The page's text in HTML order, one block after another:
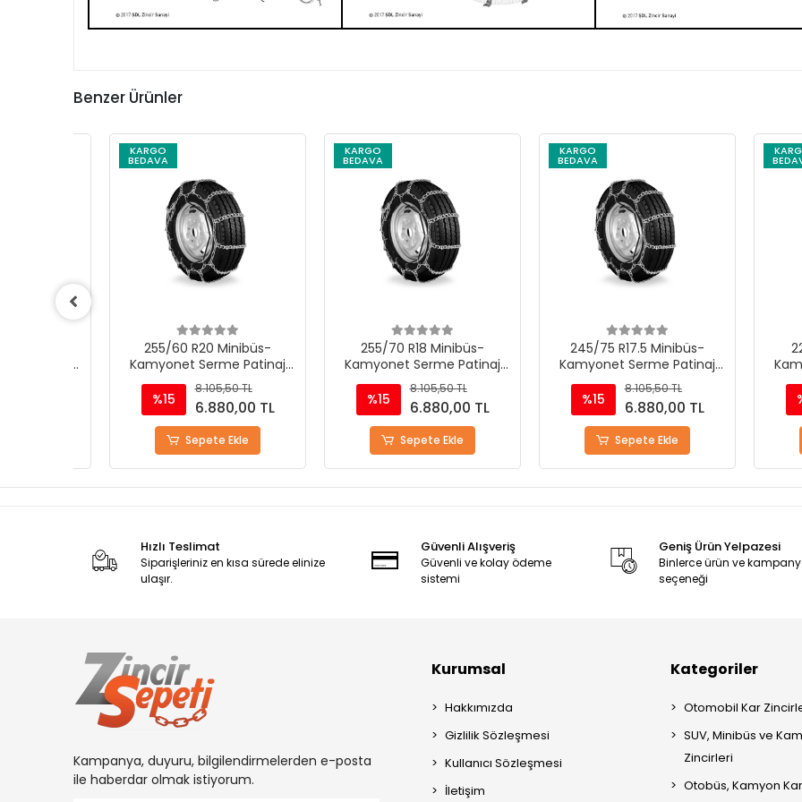
Benzer Ürünler
KARGO
BEDAVA
255/60 R20 Minibüs-
Kamyonet Serme Patinaj
Zinciri - M220
8.105,50 TL
6.880,00 TL
Sepete Ekle
KARGO
BEDAVA
255/70 R18 Minibüs-
Kamyonet Serme Patinaj
Zinciri - M220
8.105,50 TL
6.880,00 TL
Sepete Ekle
KARGO
BEDAVA
245/75 R17.5 Minibüs-
Kamyonet Serme Patinaj
Zinciri - M220
8.105,50 TL
6.880,00 TL
Sepete Ekle
KARGO
BEDAVA
225/
Hızlı Teslimat
Siparişleriniz en kısa sürede elinize
ulaşır.
Güvenli Alışveriş
Güvenli ve kolay ödeme
sistemi
Geniş Ürün Yelpazesi
Binlerce ürün ve
seçeneği
Kampanya, duyuru, bilgilendirmelerden e-posta
ile haberdar olmak istiyorum.
Kurumsal
Hakkımızda
Gizlilik Sözleşmesi
Kullanıcı Sözleşmesi
İletişim
Kategoriler
Otomobil Kar
SUV, Minibüs ve
Zincirleri
Otobüs, Kamyon